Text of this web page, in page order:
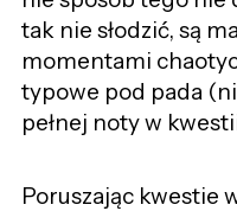
tak nie słodzić, są
momentami
typowe pod pada
pełnej noty w
Poruszając kwestie